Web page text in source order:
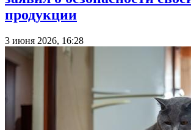
продукции
3 июня 2026, 16:28